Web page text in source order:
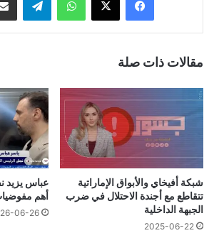
مقالات ذات صلة
شبكة أفيخاي والأبواق الإماراتية
تتقاطع مع أجندة الاحتلال في ضرب
الجبهة الداخلية
2025-06-22
عباس يزيد
أهم
06-26